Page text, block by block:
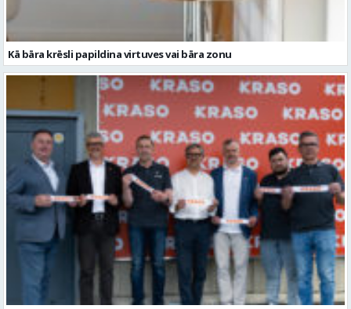
Kā bāra krēsli papildina virtuves vai bāra zonu